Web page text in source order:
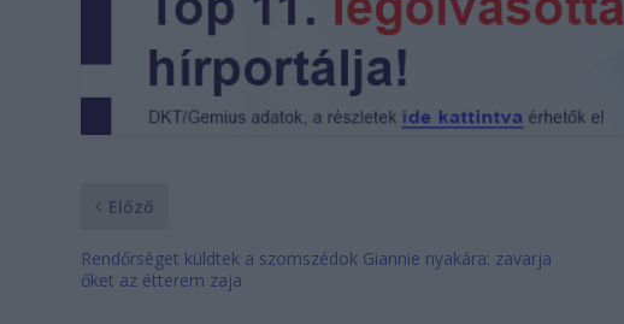
Előző
Rendőrséget küldtek a szomszédok Giannie nyakára: zavarja
őket az étterem zaja